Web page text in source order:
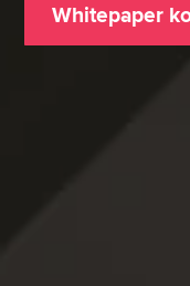
Whitepaper